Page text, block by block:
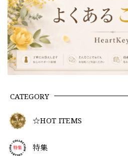
CATEGORY
☆HOT ITEMS
特集